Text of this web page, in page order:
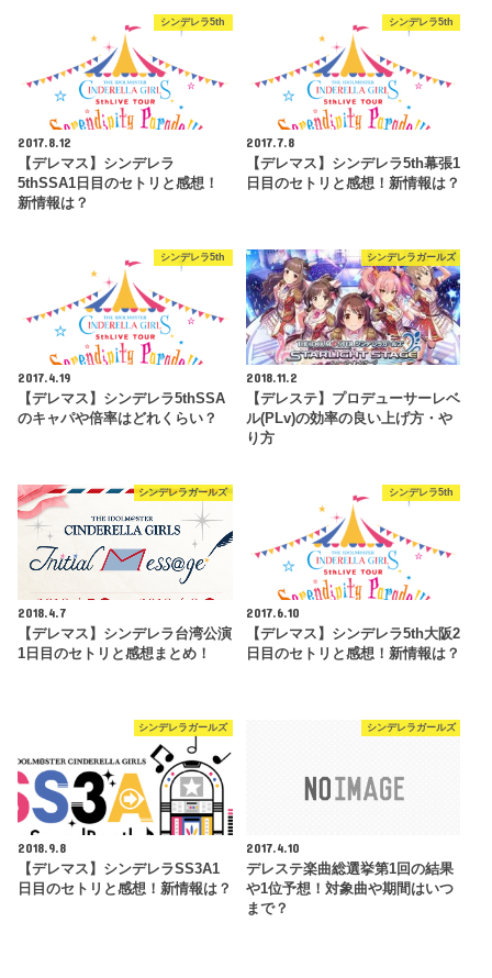
シンデレラ5th
2017.8.12
【デレマス】シンデレラ
5thSSA1日目のセトリと感想！
新情報は？
シンデレラ5th
2017.7.8
【デレマス】シンデレラ5th幕張1
日目のセトリと感想！新情報は？
シンデレラ5th
2017.4.19
【デレマス】シンデレラ5thSSA
のキャパや倍率はどれくらい？
シンデレラガールズ
2018.11.2
【デレステ】プロデューサーレベ
ル(PLv)の効率の良い上げ方・や
り方
シンデレラガールズ
2018.4.7
【デレマス】シンデレラ台湾公演
1日目のセトリと感想まとめ！
シンデレラ5th
2017.6.10
【デレマス】シンデレラ5th大阪2
日目のセトリと感想！新情報は？
シンデレラガールズ
2018.9.8
【デレマス】シンデレラSS3A1
日目のセトリと感想！新情報は？
シンデレラガールズ
2017.4.10
デレステ楽曲総選挙第1回の結果
や1位予想！対象曲や期間はいつ
まで？